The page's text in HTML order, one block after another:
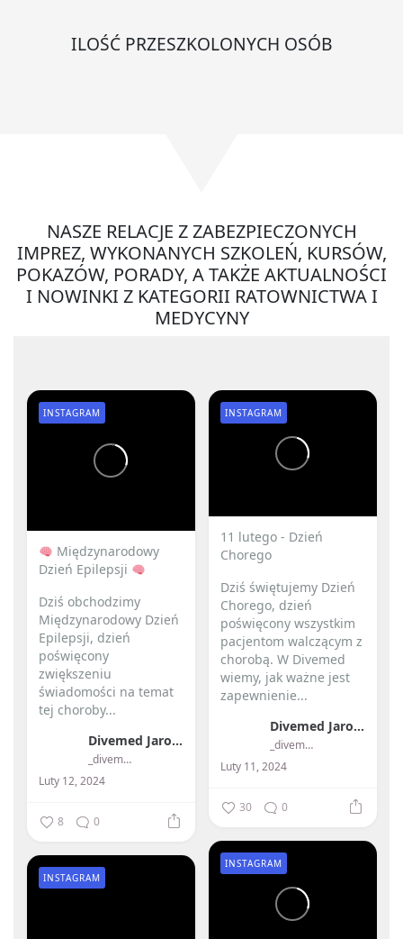
ILOŚĆ PRZESZKOLONYCH OSÓB
NASZE RELACJE Z ZABEZPIECZONYCH
IMPREZ, WYKONANYCH SZKOLEŃ, KURSÓW,
POKAZÓW, PORADY, A TAKŻE AKTUALNOŚCI
I NOWINKI Z KATEGORII RATOWNICTWA I
MEDYCYNY
Międzynarodowy
Dzień Epilepsji
Dziś obchodzimy
Międzynarodowy Dzień
Epilepsji, dzień
poświęcony
zwiększeniu
świadomości na temat
tej choroby...
Divemed Jarosław Przybylski
_divemed_
Luty 12, 2024
INSTAGRAM
8 0
11 lutego - Dzień
Chorego
Dziś świętujemy Dzień
Chorego, dzień
poświęcony wszystkim
pacjentom walczącym z
chorobą. W Divemed
wiemy, jak ważne jest
zapewnienie...
Divemed Jarosław Przybylski
_divemed_
Luty 11, 2024
INSTAGRAM
30 0
INSTAGRAM
INSTAGRAM